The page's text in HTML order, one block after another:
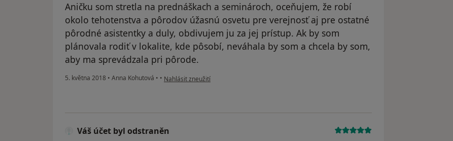
Aničku som stretla na prednáškach a seminároch, oceňujem, že robí
okolo tehotenstva a pôrodov úžasnú osvetu pre verejnosť aj pre ostatné
pôrodné asistentky a duly, obdivujem ju za jej prístup. Ak by som
plánovala rodiť v lokalite, kde pôsobí, neváhala by som a chcela by som,
aby ma sprevádzala pri pôrode.
5. května 2018 • Anna Kohutová • • podle názoru uživatele Váš účet byl odstraněn
Nahlásit zneužití
Váš účet byl odstraněn